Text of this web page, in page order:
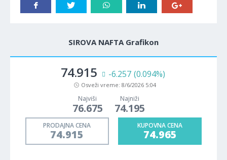
SIROVA NAFTA Grafikon
74.915 -6.257 (0.094%)
Osveži vreme: 8/6/2026 5:04
Najviši
76.675
Najniži
74.195
PRODAJNA CENA
74.915
KUPOVNA CENA
74.965